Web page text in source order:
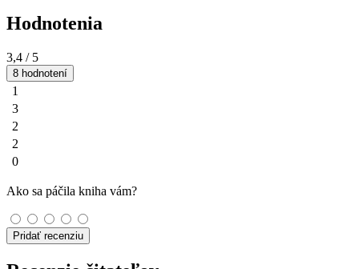
Hodnotenia
3,4 / 5
8 hodnotení
1
3
2
2
0
Ako sa páčila kniha vám?
Pridať recenziu